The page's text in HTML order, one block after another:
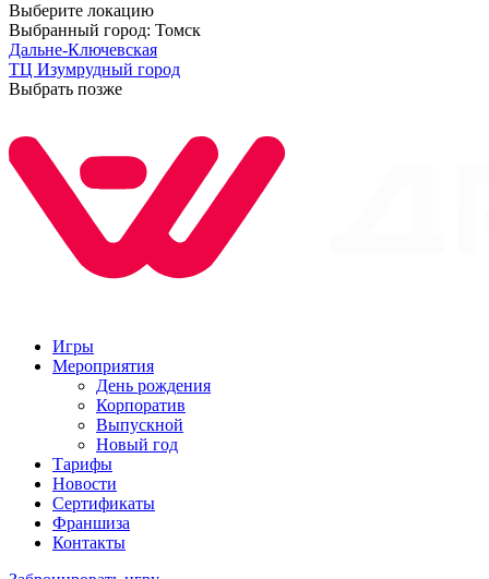
Выберите локацию
Выбранный город: Томск
Дальне-Ключевская
ТЦ Изумрудный город
Выбрать позже
Игры
Мероприятия
День рождения
Корпоратив
Выпускной
Новый год
Тарифы
Новости
Сертификаты
Франшиза
Контакты